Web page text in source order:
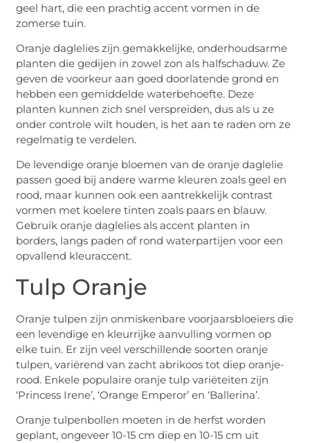
geel hart, die een prachtig accent vormen in de
zomerse tuin.
Oranje daglelies zijn gemakkelijke, onderhoudsarme
planten die gedijen in zowel zon als halfschaduw. Ze
geven de voorkeur aan goed doorlatende grond en
hebben een gemiddelde waterbehoefte. Deze
planten kunnen zich snel verspreiden, dus als u ze
onder controle wilt houden, is het aan te raden om ze
regelmatig te verdelen.
De levendige oranje bloemen van de oranje daglelie
passen goed bij andere warme kleuren zoals geel en
rood, maar kunnen ook een aantrekkelijk contrast
vormen met koelere tinten zoals paars en blauw.
Gebruik oranje daglelies als accent planten in
borders, langs paden of rond waterpartijen voor een
opvallend kleuraccent.
Tulp Oranje
Oranje tulpen zijn onmiskenbare voorjaarsbloeiers die
een levendige en kleurrijke aanvulling vormen op
elke tuin. Er zijn veel verschillende soorten oranje
tulpen, variërend van zacht abrikoos tot diep oranje-
rood. Enkele populaire oranje tulp variëteiten zijn
‘Princess Irene’, ‘Orange Emperor’ en ‘Ballerina’.
Oranje tulpenbollen moeten in de herfst worden
geplant, ongeveer 10-15 cm diep en 10-15 cm uit